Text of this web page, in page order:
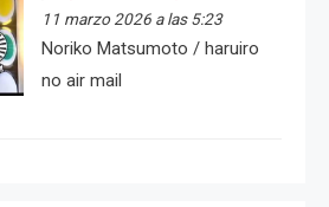
11 marzo 2026 a las 5:23
Noriko Matsumoto / haruiro
no air mail